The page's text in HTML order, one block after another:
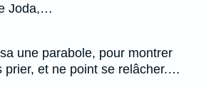
Joda,…
une parabole, pour montrer
prier, et ne point se relâcher.…